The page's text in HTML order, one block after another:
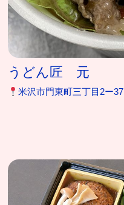
うどん匠 元
米沢市門東町三丁目2ー37